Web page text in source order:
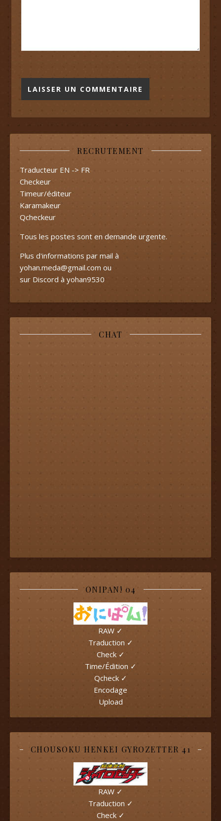
RECRUTEMENT
Traducteur EN -> FR
Checkeur
Timeur/éditeur
Karamakeur
Qcheckeur
Tous les postes sont en demande urgente.
Plus d'informations par mail à
yohan.meda@gmail.com ou
sur Discord à yohan9530
CHAT
ONIPAN! 04
RAW ✓
Traduction ✓
Check ✓
Time/Édition ✓
Qcheck ✓
Encodage
Upload
CHOUSOKU HENKEI GYROZETTER 41
RAW ✓
Traduction ✓
Check ✓